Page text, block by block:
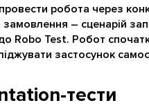
робота через
– сценарій
Robo Test. Робот
застосунок
тести